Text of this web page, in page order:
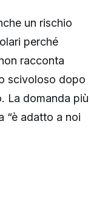
un rischio
perché
racconta
scivoloso dopo
La domanda più
“è adatto a noi